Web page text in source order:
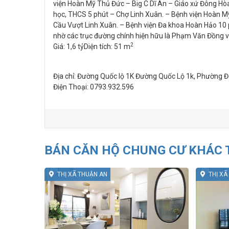
viện Hoàn Mỹ Thủ Đức – Big C Dĩ An – Giáo xứ Đông
học, THCS 5 phút – Chợ Linh Xuân. – Bệnh viện Hoàn
Cầu Vượt Linh Xuân. – Bệnh viện Đa khoa Hoàn Hảo
nhờ các trục đường chính hiện hữu là Phạm Văn Đồng
Giá: 1,6 tỷDiện tích: 51 m2
Địa chỉ: Đường Quốc lộ 1K Đường Quốc Lộ 1k, Phường
Điện Thoại: 0793.932.596
BÁN CĂN HỘ CHUNG CƯ KHÁC
THỊ XÃ THUẬN AN THỊ XÃ